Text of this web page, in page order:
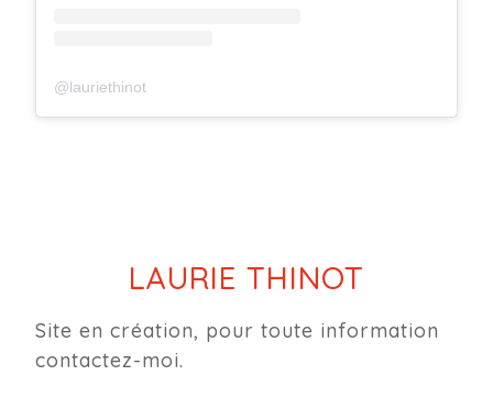
@lauriethinot
LAURIE THINOT
Site en création, pour toute information
contactez-moi.